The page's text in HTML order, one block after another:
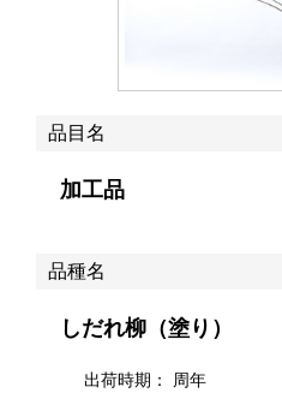
品目名
加工品
品種名
しだれ柳（塗り）
出荷時期： 周年